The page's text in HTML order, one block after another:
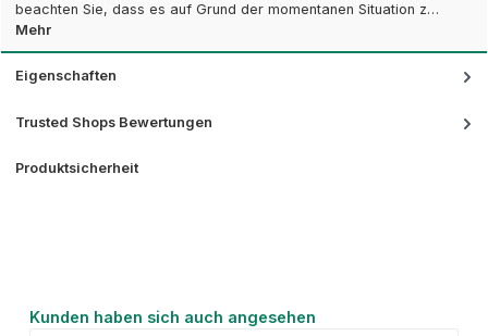
beachten Sie, dass es auf Grund der momentanen Situation z…
Mehr
Eigenschaften
Trusted Shops Bewertungen
Produktsicherheit
Produktgalerie überspringen
Kunden haben sich auch angesehen